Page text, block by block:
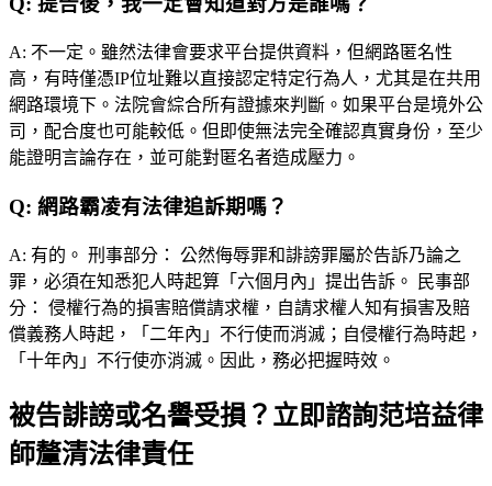
A: 不一定。雖然法律會要求平台提供資料，但網路匿名性
高，有時僅憑IP位址難以直接認定特定行為人，尤其是在共用
網路環境下。法院會綜合所有證據來判斷。如果平台是境外公
司，配合度也可能較低。但即使無法完全確認真實身份，至少
能證明言論存在，並可能對匿名者造成壓力。
Q: 網路霸凌有法律追訴期嗎？
A: 有的。 刑事部分： 公然侮辱罪和誹謗罪屬於告訴乃論之
罪，必須在知悉犯人時起算「六個月內」提出告訴。 民事部
分： 侵權行為的損害賠償請求權，自請求權人知有損害及賠
償義務人時起，「二年內」不行使而消滅；自侵權行為時起，
「十年內」不行使亦消滅。因此，務必把握時效。
被告誹謗或名譽受損？立即諮詢范培益律
師釐清法律責任